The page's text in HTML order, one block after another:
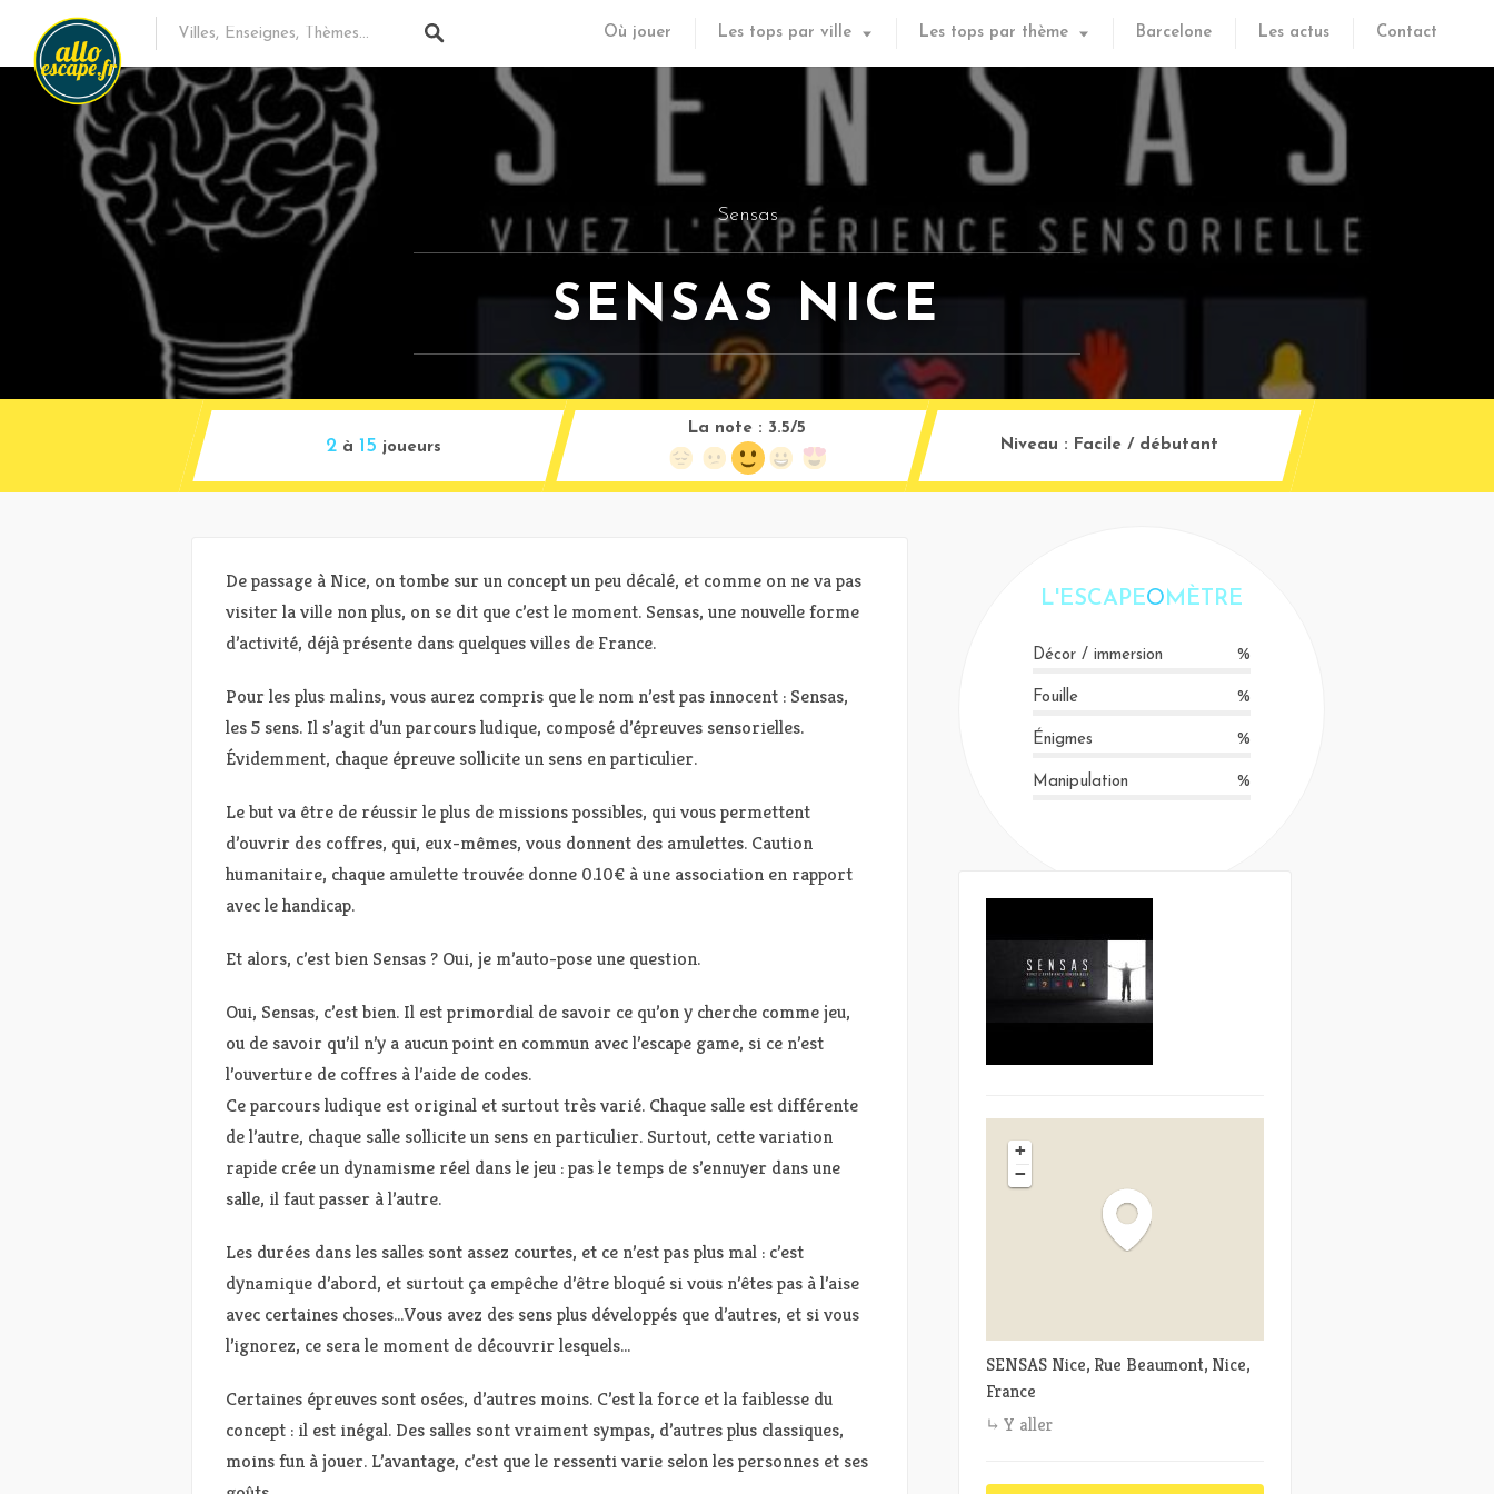
Où jouer Les tops par ville Les tops par thème Barcelone Les actus Contact
Sensas
SENSAS NICE
2 à 15 joueurs
La note : 3.5/5
Niveau : Facile / débutant
De passage à Nice, on tombe sur un concept un peu décalé, et comme on ne va pas
visiter la ville non plus, on se dit que c’est le moment. Sensas, une nouvelle forme
d’activité, déjà présente dans quelques villes de France.
Pour les plus malins, vous aurez compris que le nom n’est pas innocent : Sensas,
les 5 sens. Il s’agit d’un parcours ludique, composé d’épreuves sensorielles.
Évidemment, chaque épreuve sollicite un sens en particulier.
Le but va être de réussir le plus de missions possibles, qui vous permettent
d’ouvrir des coffres, qui, eux-mêmes, vous donnent des amulettes. Caution
humanitaire, chaque amulette trouvée donne 0.10€ à une association en rapport
avec le handicap.
Et alors, c’est bien Sensas ? Oui, je m’auto-pose une question.
Oui, Sensas, c’est bien. Il est primordial de savoir ce qu’on y cherche comme jeu,
ou de savoir qu’il n’y a aucun point en commun avec l’escape game, si ce n’est
l’ouverture de coffres à l’aide de codes.
Ce parcours ludique est original et surtout très varié. Chaque salle est différente
de l’autre, chaque salle sollicite un sens en particulier. Surtout, cette variation
rapide crée un dynamisme réel dans le jeu : pas le temps de s’ennuyer dans une
salle, il faut passer à l’autre.
Les durées dans les salles sont assez courtes, et ce n’est pas plus mal : c’est
dynamique d’abord, et surtout ça empêche d’être bloqué si vous n’êtes pas à l’aise
avec certaines choses…Vous avez des sens plus développés que d’autres, et si vous
l’ignorez, ce sera le moment de découvrir lesquels…
Certaines épreuves sont osées, d’autres moins. C’est la force et la faiblesse du
concept : il est inégal. Des salles sont vraiment sympas, d’autres plus classiques,
moins fun à jouer. L’avantage, c’est que le ressenti varie selon les personnes et ses
L'ESCAPEOMÈTRE
Décor / immersion %
Fouille %
Énigmes %
Manipulation %
+
−
SENSAS Nice, Rue Beaumont, Nice,
France
Y aller